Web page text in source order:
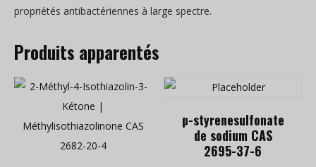
propriétés antibactériennes à large spectre.
Produits apparentés
p-styrenesulfonate
de sodium CAS
2695-37-6